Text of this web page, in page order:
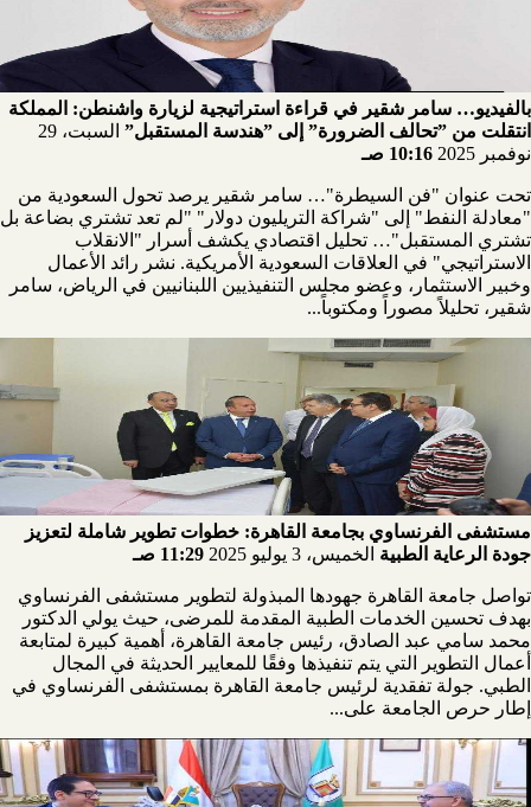
بالفيديو… سامر شقير في قراءة استراتيجية لزيارة واشنطن: المملكة
انتقلت من ”تحالف الضرورة” إلى ”هندسة المستقبل”
السبت، 29
نوفمبر 2025
10:16 صـ
تحت عنوان "فن السيطرة"… سامر شقير يرصد تحول السعودية من
"معادلة النفط" إلى "شراكة التريليون دولار" "لم تعد تشتري بضاعة بل
تشتري المستقبل"… تحليل اقتصادي يكشف أسرار "الانقلاب
الاستراتيجي" في العلاقات السعودية الأمريكية. نشر رائد الأعمال
وخبير الاستثمار، وعضو مجلس التنفيذيين اللبنانيين في الرياض، سامر
شقير، تحليلاً مصوراً ومكتوباً...
مستشفى الفرنساوي بجامعة القاهرة: خطوات تطوير شاملة لتعزيز
جودة الرعاية الطبية الخميس، 3 يوليو 2025 11:29 صـ
تواصل جامعة القاهرة جهودها المبذولة لتطوير مستشفى الفرنساوي
بهدف تحسين الخدمات الطبية المقدمة للمرضى، حيث يولي الدكتور
محمد سامي عبد الصادق، رئيس جامعة القاهرة، أهمية كبيرة لمتابعة
أعمال التطوير التي يتم تنفيذها وفقًا للمعايير الحديثة في المجال
الطبي. جولة تفقدية لرئيس جامعة القاهرة بمستشفى الفرنساوي في
إطار حرص الجامعة على...